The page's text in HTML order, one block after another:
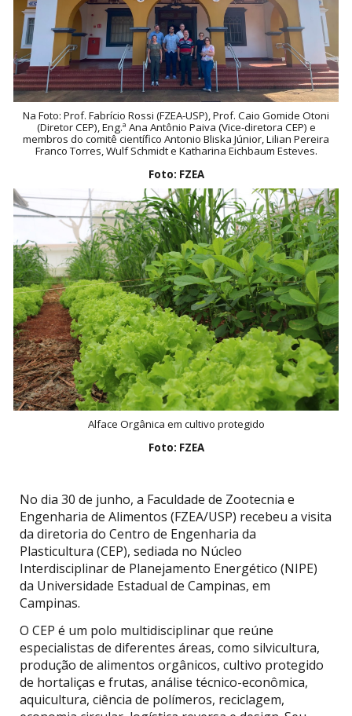
Na Foto: Prof. Fabrício Rossi (FZEA-USP), Prof. Caio Gomide Otoni
(Diretor CEP), Eng.ª Ana Antônio Paiva (Vice-diretora CEP) e
membros do comitê científico Antonio Bliska Júnior, Lilian Pereira
Franco Torres, Wulf Schmidt e Katharina Eichbaum Esteves.
Foto: FZEA
Alface Orgânica em cultivo protegido
Foto: FZEA
No dia 30 de junho, a Faculdade de Zootecnia e
Engenharia de Alimentos (FZEA/USP) recebeu a visita
da diretoria do Centro de Engenharia da
Plasticultura (CEP), sediada no Núcleo
Interdisciplinar de Planejamento Energético (NIPE)
da Universidade Estadual de Campinas, em
Campinas.
O CEP é um polo multidisciplinar que reúne
especialistas de diferentes áreas, como silvicultura,
produção de alimentos orgânicos, cultivo protegido
de hortaliças e frutas, análise técnico-econômica,
aquicultura, ciência de polímeros, reciclagem,